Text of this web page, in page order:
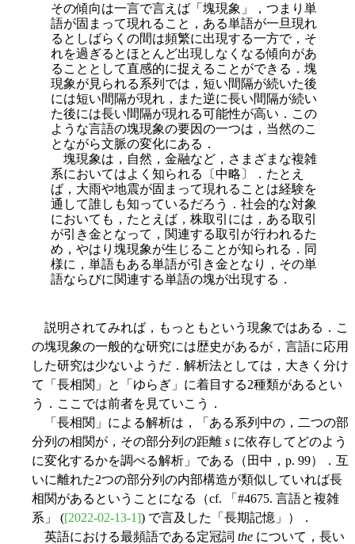
その傾向は一言で言えば「塊現象」，つまり単
語が固まって現れること，ある単語が一旦現れ
るとしばらくの間は頻繁に出現する一方で，そ
れを過ぎるとほとんど出現しなくなる傾向があ
ることとして直感的に捉えることができる．塊
現象が見られる系列では，短い間隔が続いた後
には短い間隔が現れ，また逆に長い間隔が続い
た後には長い間隔が現れる可能性が高い．この
ような言語の塊現象の要因の一つは，当然のこ
とながら文脈の変化にある．
塊現象は，自然，金融など，さまざまな複雑
系においてはよく知られる〔中略〕．たとえ
ば，大雨や地震が固まって現れることは経験を
通して誰しも知っているだろう．社会的な対象
においても，たとえば，株取引には，ある取引
が引き金となって，関連する取引が行われるた
め，やはり塊現象が生じることが知られる．同
様に，単語もある単語が引き金となり，その単
語ならびに関連する単語の塊が出現する．
説明されてみれば，もっともという現象ではある．こ
の塊現象の一般的な研究には歴史があるが，言語に応用
した研究は少ないようだ．解析法としては，大きく分け
て「長相関」と「ゆらぎ」に着目する2種類があるとい
う．ここでは前者を見ていこう．
「長相関」による解析は，「ある系列中の，二つの部
分列の相関が，その部分列の距離 s に依存してどのよう
に変化するかを調べる解析」である（田中，p. 99）．互
いに離れた2つの部分列の内部構造が類似していれば長
相関があるということになる（cf. 「#4675. 言語と複雑
系」 ([2022-02-13-1]) で言及した「長期記憶」）．
英語における最頻語である定冠詞 the について，長い